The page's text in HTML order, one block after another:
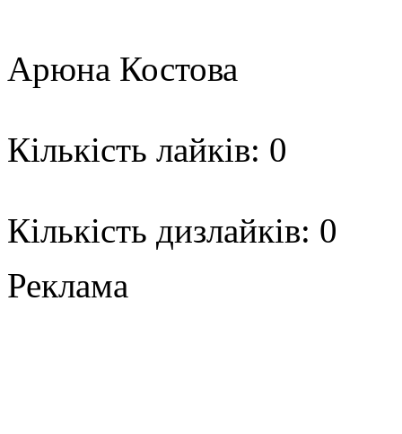
Арюна Костова
Кількість лайків: 0
Кількість дизлайків: 0
Реклама